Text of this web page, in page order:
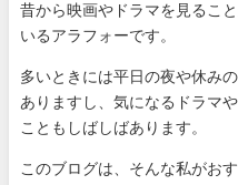
昔から映画やドラマを見るこ
いるアラフォーです。
多いときには平日の夜や休み
ありますし、気になるドラマ
こともしばしばあります。
このブログは、そんな私がお